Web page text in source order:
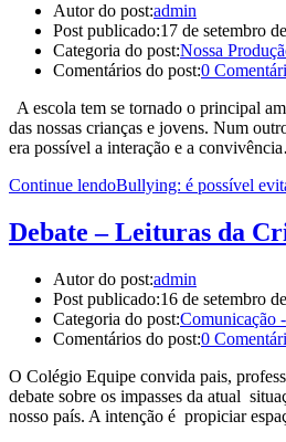
Autor do post:admin
Post publicado:17 de setembro
Categoria do post:Nossa
Comentários do post:0
A escola tem se tornado o principal
das nossas crianças e jovens. Num
era possível a interação e a
Continue lendoBullying: é possível
Debate – Leituras da
Autor do post:admin
Post publicado:16 de setembro
Categoria do post:Comunicação
Comentários do post:0
O Colégio Equipe convida pais,
debate sobre os impasses da atual
nosso país. A intenção é propiciar